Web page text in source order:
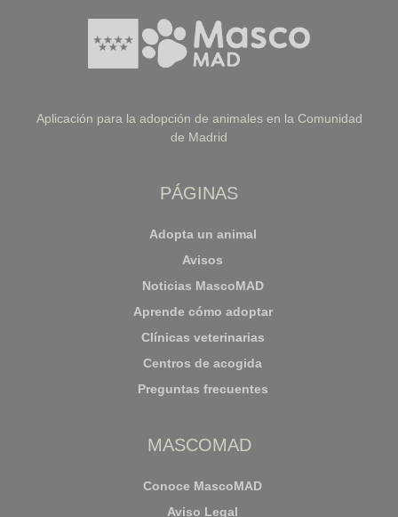
Aplicación para la adopción de animales en la Comunidad
de Madrid
PÁGINAS
Adopta un animal
Avisos
Noticias MascoMAD
Aprende cómo adoptar
Clínicas veterinarias
Centros de acogida
Preguntas frecuentes
MASCOMAD
Conoce MascoMAD
Aviso Legal